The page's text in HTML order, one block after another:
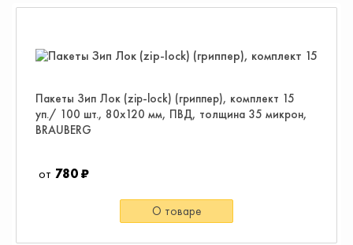
Пакеты Зип Лок (zip-lock) (гриппер), комплект 15
уп./ 100 шт., 80х120 мм, ПВД, толщина 35 микрон,
BRAUBERG
780 ₽
О товаре